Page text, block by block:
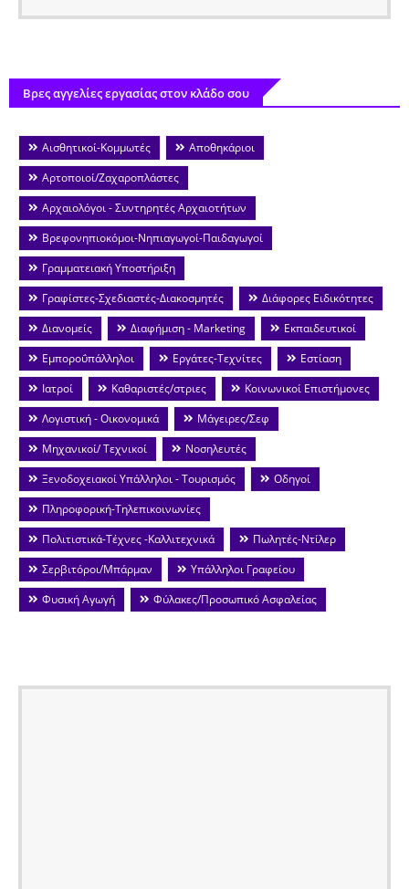
Βρες αγγελίες εργασίας στον κλάδο σου
Αισθητικοί-Κομμωτές
Αποθηκάριοι
Αρτοποιοί/Ζαχαροπλάστες
Αρχαιολόγοι - Συντηρητές Αρχαιοτήτων
Βρεφονηπιοκόμοι-Νηπιαγωγοί-Παιδαγωγοί
Γραμματειακή Υποστήριξη
Γραφίστες-Σχεδιαστές-Διακοσμητές
Διάφορες Ειδικότητες
Διανομείς
Διαφήμιση - Marketing
Εκπαιδευτικοί
Εμποροΰπάλληλοι
Εργάτες-Τεχνίτες
Εστίαση
Ιατροί
Καθαριστές/στριες
Κοινωνικοί Επιστήμονες
Λογιστική - Οικονομικά
Μάγειρες/Σεφ
Μηχανικοί/ Τεχνικοί
Νοσηλευτές
Ξενοδοχειακοί Υπάλληλοι - Τουρισμός
Οδηγοί
Πληροφορική-Τηλεπικοινωνίες
Πολιτιστικά-Τέχνες -Καλλιτεχνικά
Πωλητές-Ντίλερ
Σερβιτόροι/Μπάρμαν
Υπάλληλοι Γραφείου
Φυσική Αγωγή
Φύλακες/Προσωπικό Ασφαλείας